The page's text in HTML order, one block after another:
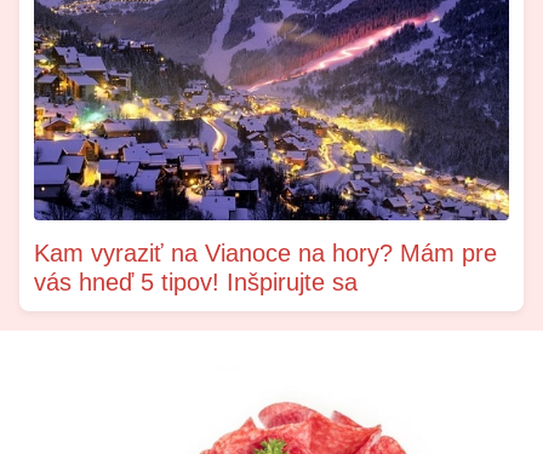
Kam vyraziť na Vianoce na hory? Mám pre
vás hneď 5 tipov! Inšpirujte sa